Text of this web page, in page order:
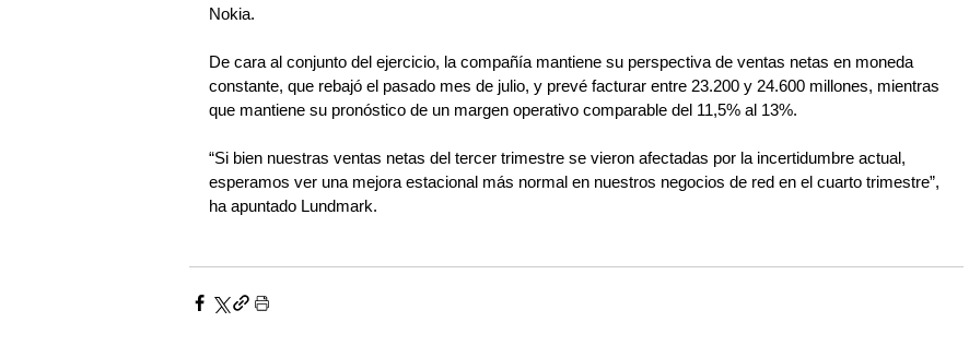
Nokia.
De cara al conjunto del ejercicio, la compañía mantiene su perspectiva de ventas netas en moneda
constante, que rebajó el pasado mes de julio, y prevé facturar entre 23.200 y 24.600 millones, mientras
que mantiene su pronóstico de un margen operativo comparable del 11,5% al 13%.
“Si bien nuestras ventas netas del tercer trimestre se vieron afectadas por la incertidumbre actual,
esperamos ver una mejora estacional más normal en nuestros negocios de red en el cuarto trimestre”,
ha apuntado Lundmark.